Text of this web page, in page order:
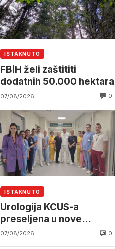
ISTAKNUTO
FBiH želi zaštititi
dodatnih 50.000 hektara
07/08/2026 0
ISTAKNUTO
Urologija KCUS-a
preseljena u nove
prostorije
07/08/2026 0